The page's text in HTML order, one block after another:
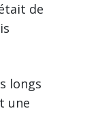
de
longs
une